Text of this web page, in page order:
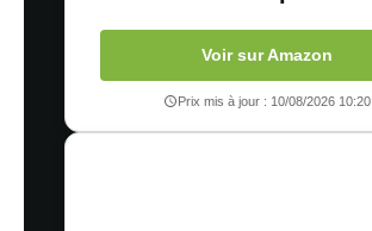
Voir sur Amazon
Prix mis à jour : 10/08/2026 10:20